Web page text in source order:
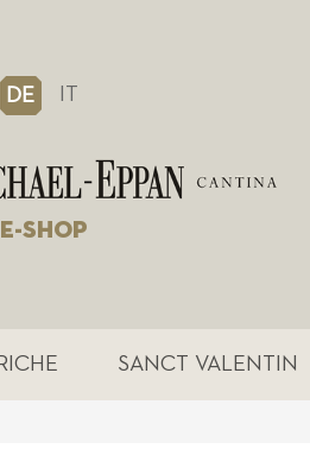
DE IT
E-SHOP
SANCT VALENTIN